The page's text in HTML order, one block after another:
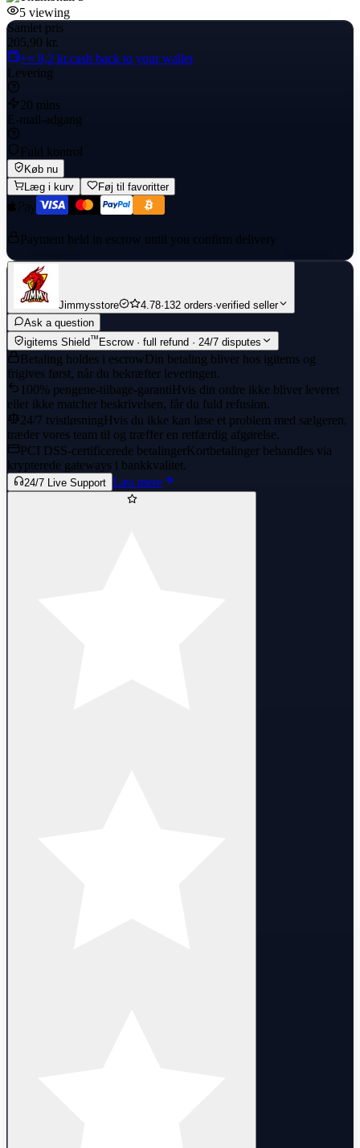
5 viewing
Samlet pris
205,90 kr.
+≈ 8,2 kr.cash back to your wallet
Levering
20 mins
E-mail-adgang
Fuld kontrol
Køb nu
Læg i kurv
Føj til favoritter
Payment held in escrow until you confirm delivery
Jimmysstore 4.78·132 orders·verified seller
Ask a question
igitems Shield™ Escrow · full refund · 24/7 disputes
Betaling holdes i escrowDin betaling bliver hos igitems og
frigives først, når du bekræfter leveringen.
100% pengene-tilbage-garantiHvis din ordre ikke bliver leveret
eller ikke matcher beskrivelsen, får du fuld refusion.
24/7 tvistløsningHvis du ikke kan løse et problem med sælgeren,
træder vores team til og træffer en retfærdig afgørelse.
PCI DSS-certificerede betalingerKortbetalinger behandles via
krypterede gateways i bankkvalitet.
24/7 Live Support Læs mere